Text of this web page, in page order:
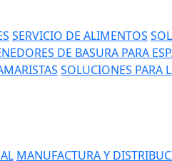
SERVICIO DE ALIMENTOS
DE BASURA PARA
SOLUCIONES PARA
MANUFACTURA Y